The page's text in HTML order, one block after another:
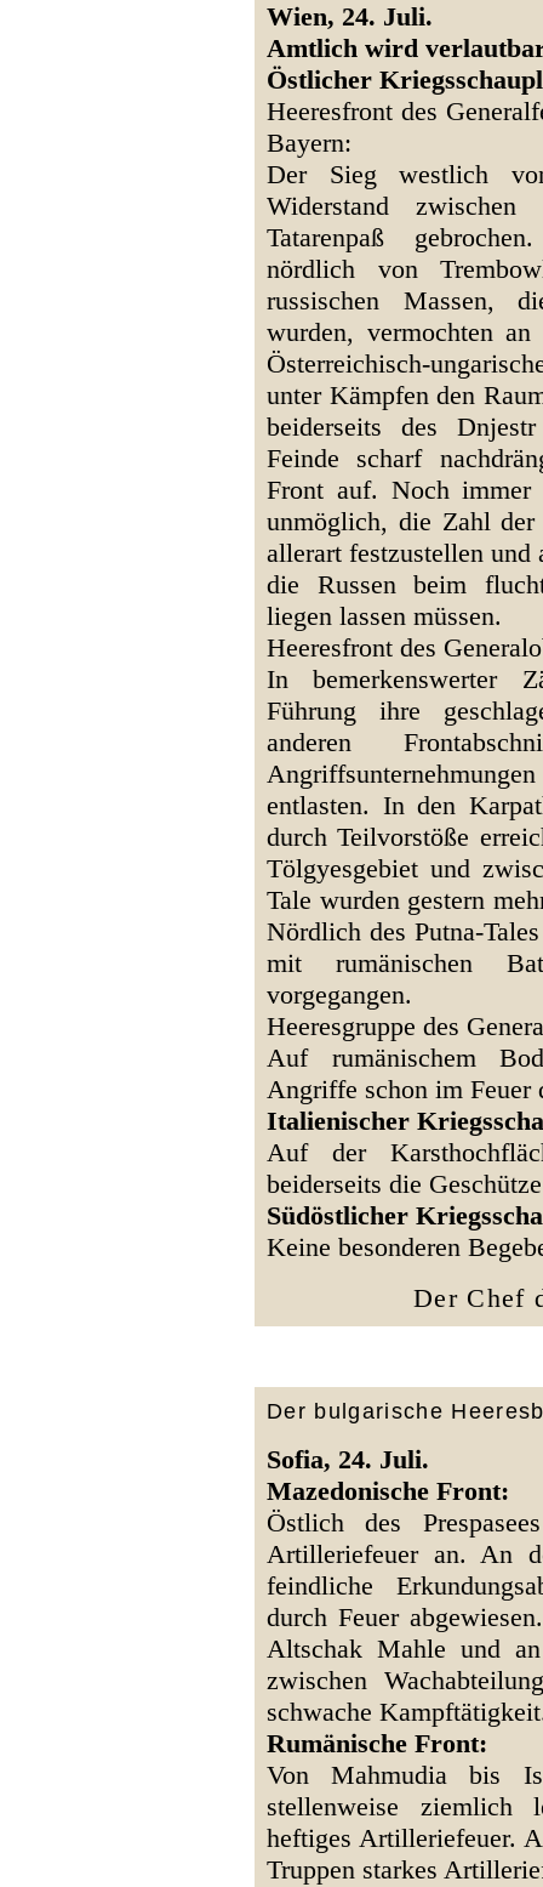
Wien, 24. Juli.
Amtlich wird
Östlicher
Heeresfront des
Bayern:
Der Sieg westlich
Widerstand
Tatarenpaß
nördlich von
russischen Massen,
wurden, vermochten
Österreichisch-
unter Kämpfen den
beiderseits des
Feinde scharf
Front auf. Noch
unmöglich, die Zahl der
allerart festzustellen und
die Russen beim
liegen lassen müssen.
Heeresfront des
In bemerkenswerter
Führung ihre
anderen
entlasten. In den
durch Teilvorstöße
Tölgyesgebiet und
Tale wurden gestern
Nördlich des Putna-
mit rumänischen
vorgegangen.
Heeresgruppe des
Auf rumänischem
Angriffe schon im Feuer
Italienischer
Auf der
beiderseits die
Südöstlicher
Keine besonderen
Der Chef
Der bulgarische
Sofia, 24. Juli.
Mazedonische Front:
Östlich des
Artilleriefeuer an. An
feindliche
durch Feuer
Altschak Mahle und
zwischen
schwache
Rumänische Front:
Von Mahmudia bis
stellenweise
heftiges Artilleriefeuer.
Truppen starkes